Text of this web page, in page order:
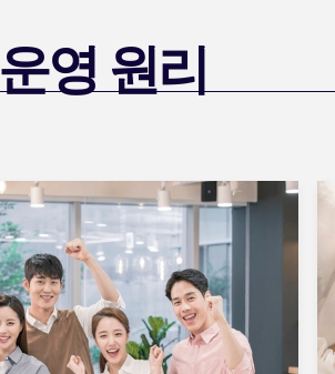
운영 원리